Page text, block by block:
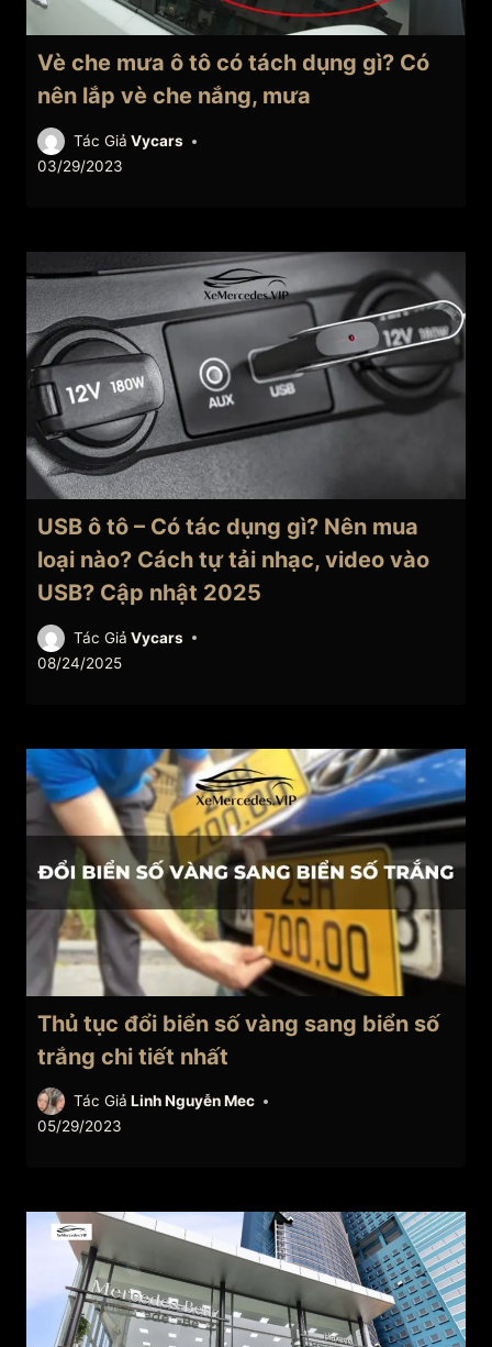
Vè che mưa ô tô có tách dụng gì? Có
nên lắp vè che nắng, mưa
Tác Giả Vycars
03/29/2023
USB ô tô – Có tác dụng gì? Nên mua
loại nào? Cách tự tải nhạc, video vào
USB? Cập nhật 2025
Tác Giả Vycars
08/24/2025
Thủ tục đổi biển số vàng sang biển số
trắng chi tiết nhất
Tác Giả Linh Nguyễn Mec
05/29/2023